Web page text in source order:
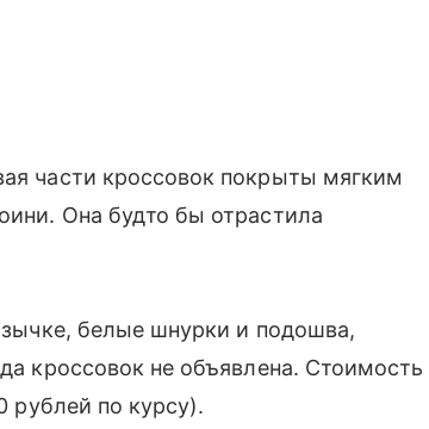
части кроссовок покрыты мягким
Она будто бы отрастила
белые шнурки и подошва,
кроссовок не объявлена. Стоимость
рублей по курсу).